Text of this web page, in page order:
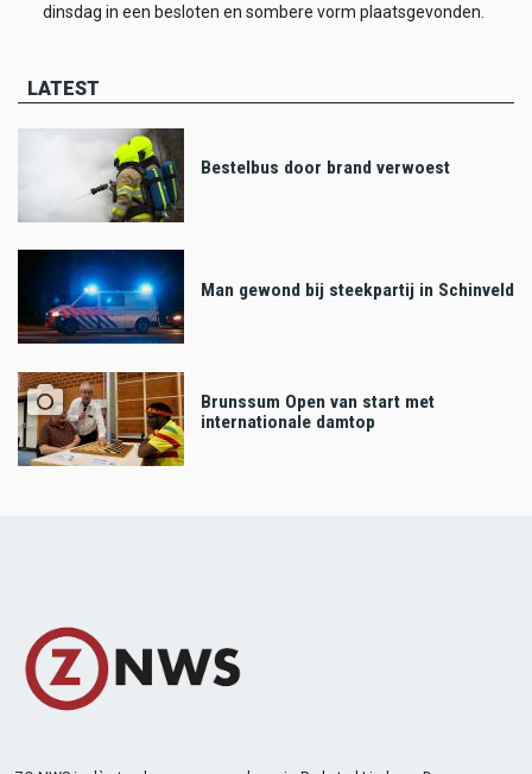
dinsdag in een besloten en sombere vorm plaatsgevonden.
LATEST
Bestelbus door brand verwoest
Man gewond bij steekpartij in Schinveld
Brunssum Open van start met
internationale damtop